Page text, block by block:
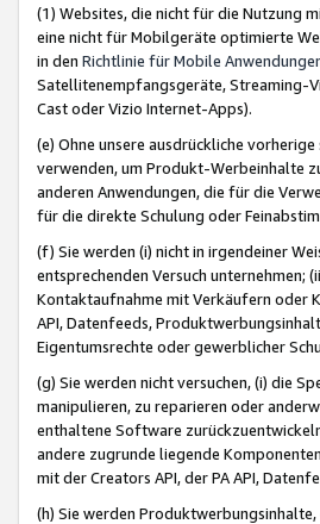
(1) Websites, die nicht für die Nutzung
eine nicht für Mobilgeräte optimierte
in den Richtlinie für Mobile
Satellitenempfangsgeräte, Streaming-
Cast oder Vizio Internet-Apps).
(e) Ohne unsere ausdrückliche
verwenden, um Produkt-Werbeinhalte
anderen Anwendungen, die für die
für die direkte Schulung oder
(f) Sie werden (i) nicht in irgendeiner
entsprechenden Versuch
Kontaktaufnahme mit Verkäufern oder
API, Datenfeeds,
Eigentumsrechte oder gewerblicher
(g) Sie werden nicht versuchen, (i) die
manipulieren, zu reparieren oder
enthaltene Software
andere zugrunde liegende
mit der Creators API, der PA API,
(h) Sie werden